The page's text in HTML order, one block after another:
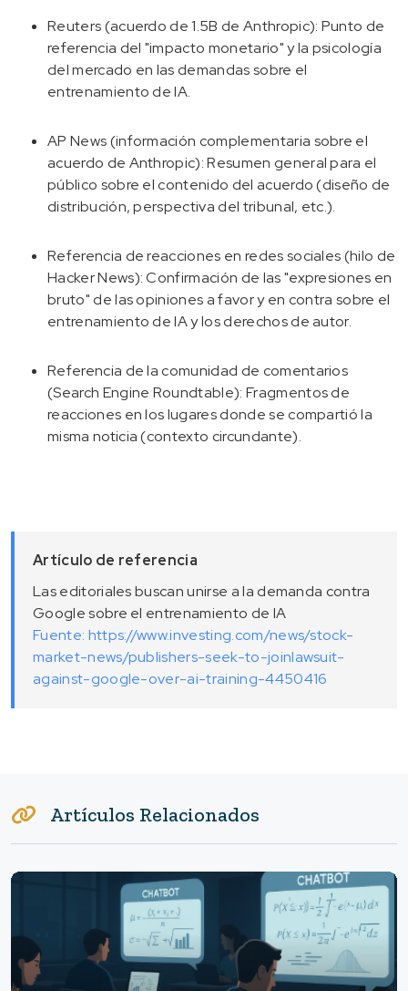
Reuters (acuerdo de 1.5B de Anthropic): Punto de
referencia del "impacto monetario" y la psicología
del mercado en las demandas sobre el
entrenamiento de IA.
AP News (información complementaria sobre el
acuerdo de Anthropic): Resumen general para el
público sobre el contenido del acuerdo (diseño de
distribución, perspectiva del tribunal, etc.).
Referencia de reacciones en redes sociales (hilo de
Hacker News): Confirmación de las "expresiones en
bruto" de las opiniones a favor y en contra sobre el
entrenamiento de IA y los derechos de autor.
Referencia de la comunidad de comentarios
(Search Engine Roundtable): Fragmentos de
reacciones en los lugares donde se compartió la
misma noticia (contexto circundante).
Artículo de referencia
Las editoriales buscan unirse a la demanda contra
Google sobre el entrenamiento de IA
Fuente: https://www.investing.com/news/stock-
market-news/publishers-seek-to-joinlawsuit-
against-google-over-ai-training-4450416
Artículos Relacionados